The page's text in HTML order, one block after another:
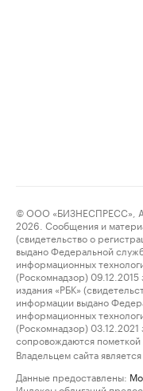
© ООО «БИЗНЕСПРЕСС»,
2026. Сообщения и
(свидетельство о
выдано Федеральной
информационных
(Роскомнадзор)
издания «РБК»
информации выдано
информационных
(Роскомнадзор)
сопровождаются пометкой
Владельцем сайта
Данные предоставлены: